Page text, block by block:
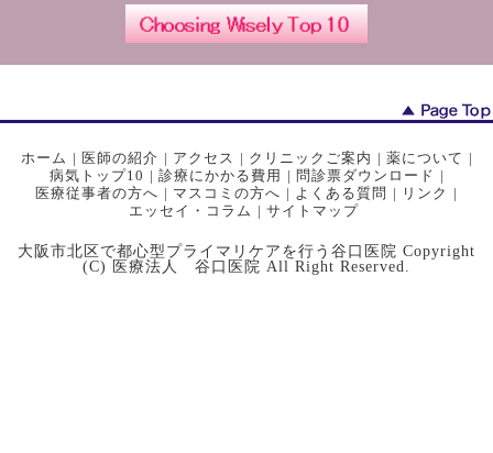
ホーム | 医師の紹介 | アクセス | クリニックご案内 | 薬について |
病気トップ10 | 診療にかかる費用 | 問診票ダウンロード |
医療従事者の方へ | マスコミの方へ | よくある質問 | リンク |
エッセイ・コラム | サイトマップ
大阪市北区で都心型プライマリケアを行う谷口医院 Copyright
(C) 医療法人 谷口医院 All Right Reserved.